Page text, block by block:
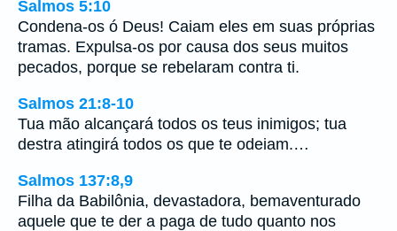
Salmos 5:10
Condena-os ó Deus! Caiam eles em suas próprias
tramas. Expulsa-os por causa dos seus muitos
pecados, porque se rebelaram contra ti.
Salmos 21:8-10
Tua mão alcançará todos os teus inimigos; tua
destra atingirá todos os que te odeiam.…
Salmos 137:8,9
Filha da Babilônia, devastadora, bemaventurado
aquele que te der a paga de tudo quanto nos